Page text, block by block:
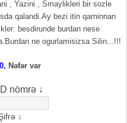
, Yazini , Smaylikleri bir sozle
qalandi.Ay bezi itin qarninnan
besdirunde burdan nese
ne ogurlamisizsa Silin...!!!
, Nəfər var
nömrə ↓
↓